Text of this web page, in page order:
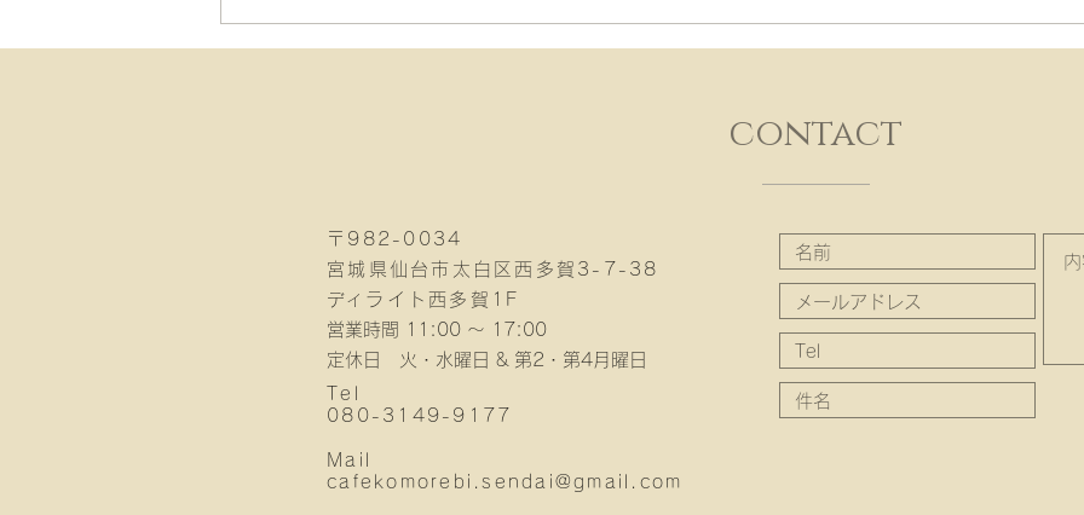
小鯖美保子さんの器展開催！
contact
〒982-0034
宮城県仙台市太白区西多賀3-7-38
​ディライト西多賀1F
営業時間 11:00 〜 17:00
定休日 火・水曜日 & 第2・第4月曜日
Tel
080-3149-9177
Mail
cafekomorebi.sendai@gmail.com